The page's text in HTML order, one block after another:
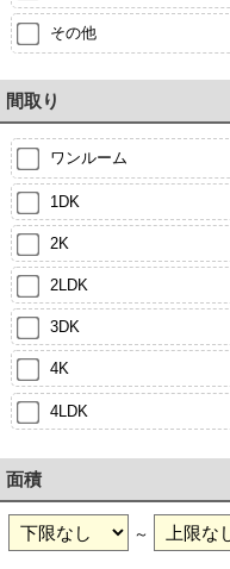
その他
間取り
ワンルーム
1DK
2K
2LDK
3DK
4K
4LDK
面積
～